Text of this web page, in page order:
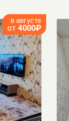
в августе
от 4000₽